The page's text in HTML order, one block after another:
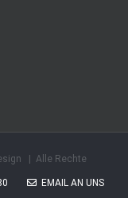
| Alle Rechte
EMAIL AN UNS